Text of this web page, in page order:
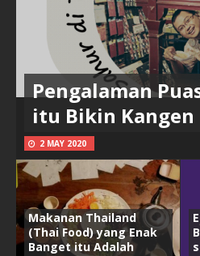
Pengalaman
itu Bikin Kangen
2 MAY 2020
Makanan Thailand
(Thai Food) yang Enak
Banget itu Adalah